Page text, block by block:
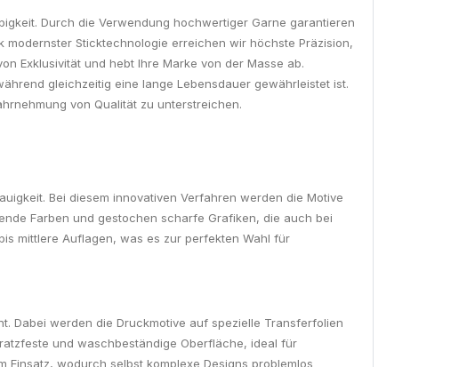
Durch die Verwendung hochwertiger Garne garantieren
Sticktechnologie erreichen wir höchste Präzision,
Exklusivität und hebt Ihre Marke von der Masse ab.
gleichzeitig eine lange Lebensdauer gewährleistet ist.
von Qualität zu unterstreichen.
Bei diesem innovativen Verfahren werden die Motive
Farben und gestochen scharfe Grafiken, die auch bei
mittlere Auflagen, was es zur perfekten Wahl für
Dabei werden die Druckmotive auf spezielle Transferfolien
und waschbeständige Oberfläche, ideal für
Einsatz, wodurch selbst komplexe Designs problemlos